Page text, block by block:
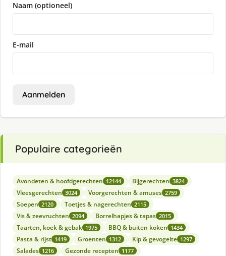
Naam (optioneel)
E-mail
Aanmelden
Populaire categorieën
Avondeten & hoofdgerechten 12144 Bijgerechten 3824
Vleesgerechten 3024 Voorgerechten & amuses 2759
Soepen 2120 Toetjes & nagerechten 2115
Vis & zeevruchten 2094 Borrelhapjes & tapas 2015
Taarten, koek & gebak 1975 BBQ & buiten koken 1434
Pasta & rijst 1419 Groenten 1312 Kip & gevogelte 1297
Salades 1216 Gezonde recepten 1177